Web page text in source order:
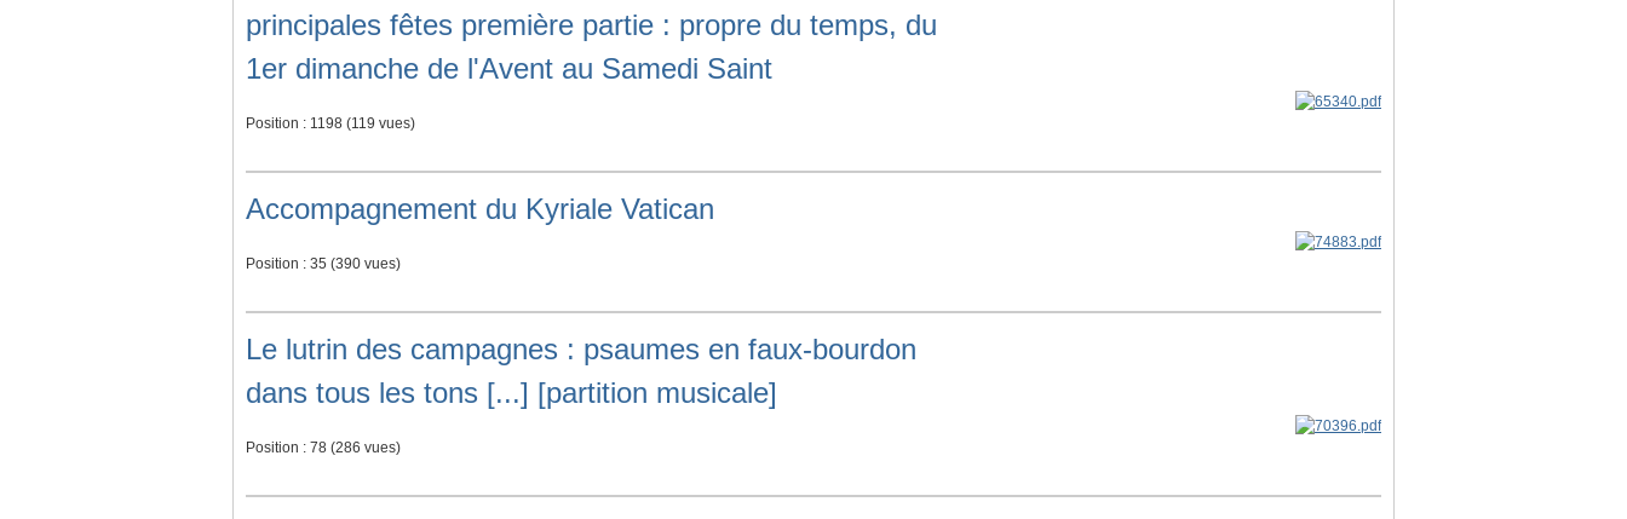
principales fêtes première partie : propre du temps, du
1er dimanche de l'Avent au Samedi Saint
Position : 1198 (119 vues)
Accompagnement du Kyriale Vatican
Position : 35 (390 vues)
Le lutrin des campagnes : psaumes en faux-bourdon
dans tous les tons [...] [partition musicale]
Position : 78 (286 vues)